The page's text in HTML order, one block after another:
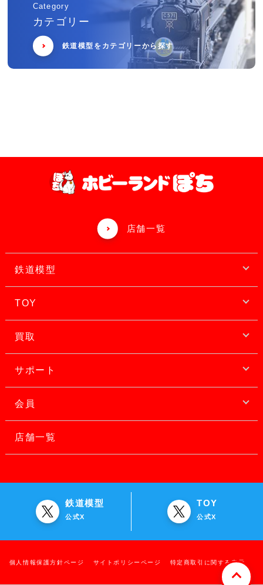
Category
カテゴリー
鉄道模型をカテゴリーから探す
店舗一覧
鉄道模型
TOY
買取
サポート
会員
店舗一覧
鉄道模型
公式X
TOY
公式X
個人情報保護方針ページ サイトポリシーページ 特定商取引に関する表示